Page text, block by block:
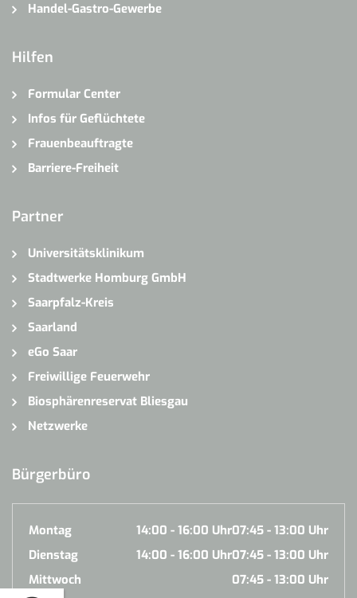
Handel-Gastro-Gewerbe
Hilfen
Formular Center
Infos für Geflüchtete
Frauenbeauftragte
Barriere-Freiheit
Partner
Universitätsklinikum
Stadtwerke Homburg GmbH
Saarpfalz-Kreis
Saarland
eGo Saar
Freiwillige Feuerwehr
Biosphärenreservat Bliesgau
Netzwerke
Bürgerbüro
Montag 07:45 - 13:00 Uhr
14:00 - 16:00 Uhr
Dienstag
07:45 - 13:00 Uhr
14:00 - 16:00 Uhr
Mittwoch
07:45 - 13:00 Uhr